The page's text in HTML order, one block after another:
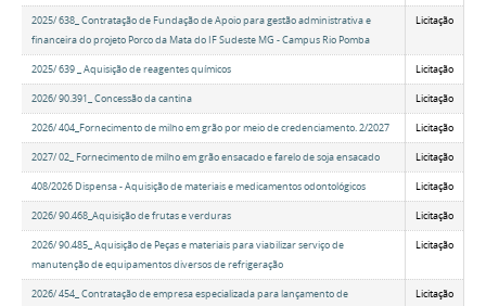
2025/ 638_ Contratação de Fundação de Apoio para gestão administrativa e
financeira do projeto Porco da Mata do IF Sudeste MG - Campus Rio Pomba
Licitação
2025/ 639 _ Aquisição de reagentes químicos Licitação
2026/ 90.391_ Concessão da cantina Licitação
2026/ 404_Fornecimento de milho em grão por meio de credenciamento. 2/2027 Licitação
2027/ 02_ Fornecimento de milho em grão ensacado e farelo de soja ensacado Licitação
408/2026 Dispensa - Aquisição de materiais e medicamentos odontológicos Licitação
2026/ 90.468_Aquisição de frutas e verduras Licitação
2026/ 90.485_ Aquisição de Peças e materiais para viabilizar serviço de
manutenção de equipamentos diversos de refrigeração
Licitação
2026/ 454_ Contratação de empresa especializada para lançamento de
Licitação